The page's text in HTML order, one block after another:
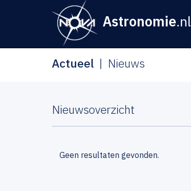
Astronomie.nl
Actueel Nieuws
Nieuwsoverzicht
Geen resultaten gevonden.